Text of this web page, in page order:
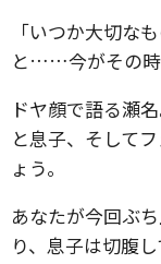
「いつか大切な
と……今がその時
ドヤ顔で語る瀬
と息子、そして
ょう。
あなたが今回ぶ
り、息子は切腹